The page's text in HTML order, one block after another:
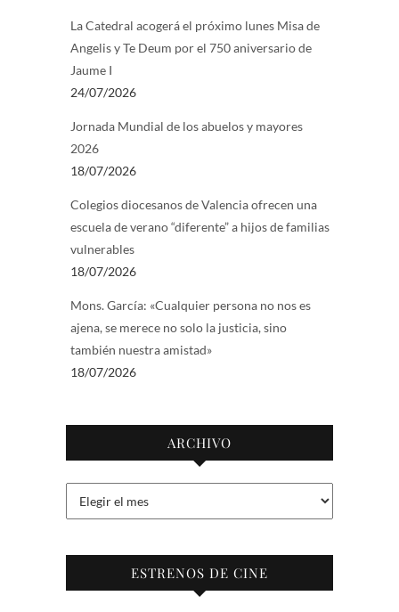
La Catedral acogerá el próximo lunes Misa de
Angelis y Te Deum por el 750 aniversario de
Jaume I
24/07/2026
Jornada Mundial de los abuelos y mayores
2026
18/07/2026
Colegios diocesanos de Valencia ofrecen una
escuela de verano “diferente” a hijos de familias
vulnerables
18/07/2026
Mons. García: «Cualquier persona no nos es
ajena, se merece no solo la justicia, sino
también nuestra amistad»
18/07/2026
ARCHIVO
ESTRENOS DE CINE